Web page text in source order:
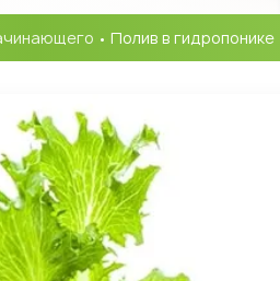
• Полив в гидропонике